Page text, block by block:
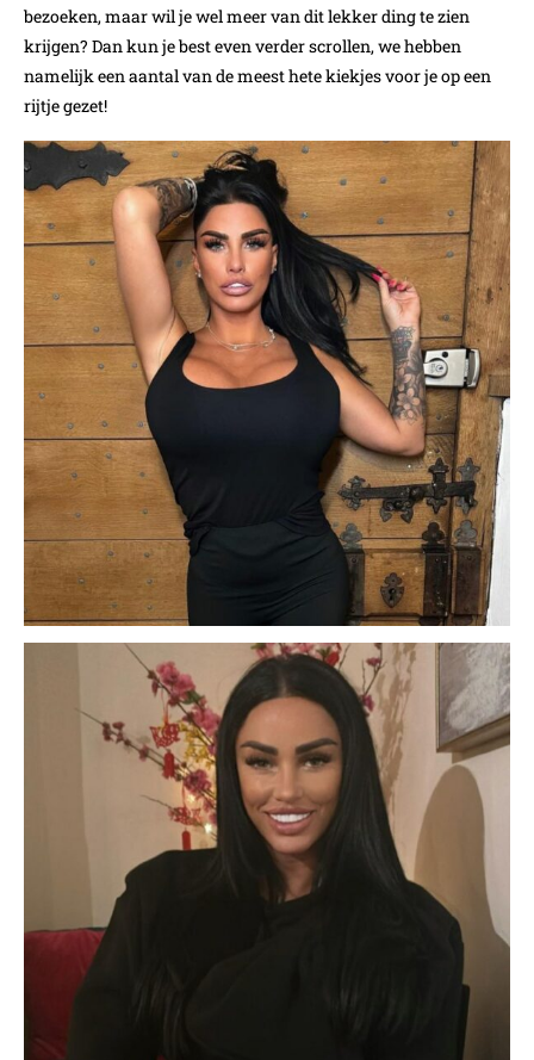
bezoeken, maar wil je wel meer van dit lekker ding te zien
krijgen? Dan kun je best even verder scrollen, we hebben
namelijk een aantal van de meest hete kiekjes voor je op een
rijtje gezet!